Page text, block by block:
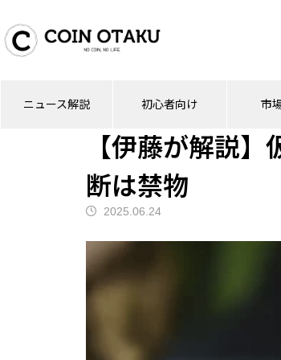
ニュース解説 初心者向け 市
ニュース解説
【伊藤が解説
断は禁物
2025.06.24